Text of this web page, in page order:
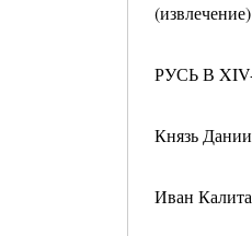
(извлечение)
РУСЬ В
Князь
Иван